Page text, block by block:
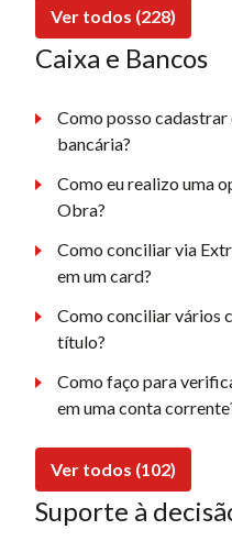
Ver todos (228)
Caixa e Bancos
Como posso
bancária?
Como eu realizo uma
Obra?
Como conciliar via
em um card?
Como conciliar vários
título?
Como faço para
em uma conta
Ver todos (102)
Suporte à